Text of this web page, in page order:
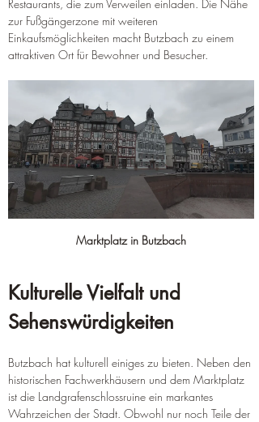
Restaurants, die zum Verweilen einladen. Die Nähe
zur Fußgängerzone mit weiteren
Einkaufsmöglichkeiten macht Butzbach zu einem
attraktiven Ort für Bewohner und Besucher.
Marktplatz in Butzbach
Kulturelle Vielfalt und
Sehenswürdigkeiten
Butzbach hat kulturell einiges zu bieten. Neben den
historischen Fachwerkhäusern und dem Marktplatz
ist die Landgrafenschlossruine ein markantes
Wahrzeichen der Stadt. Obwohl nur noch Teile der